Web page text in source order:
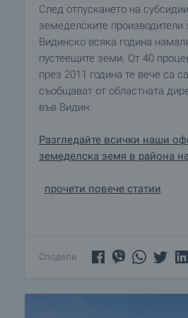
След отпускането на
земеделските
Видинско всяка година
пустеещите земи. От 40
през 2011 година те вече са
съобщават от областната
във Видин.
Разгледайте всички наши
земеделска земя в района
прочети повече статии
Сподели